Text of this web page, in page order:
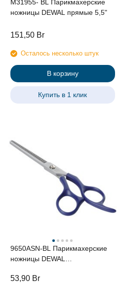
M31955- BL Парикмахерские
ножницы DEWAL прямые 5,5"
151,50 Br
Осталось несколько штук
В корзину
Купить в 1 клик
9650ASN-BL Парикмахерские
ножницы DEWAL
53,90 Br